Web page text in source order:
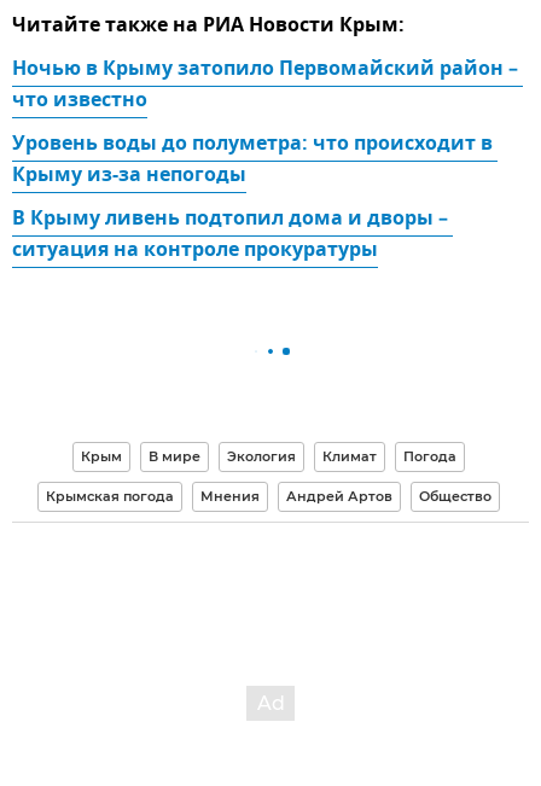
Читайте также на РИА Новости Крым:
Ночью в Крыму затопило Первомайский район –
что известно
Уровень воды до полуметра: что происходит в
Крыму из-за непогоды
В Крыму ливень подтопил дома и дворы –
ситуация на контроле прокуратуры
Крым В мире Экология Климат Погода
Крымская погода Мнения Андрей Артов Общество